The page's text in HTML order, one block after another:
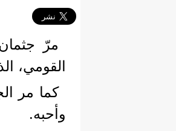
مرّ
القومي،
كما مر
وأحبه.